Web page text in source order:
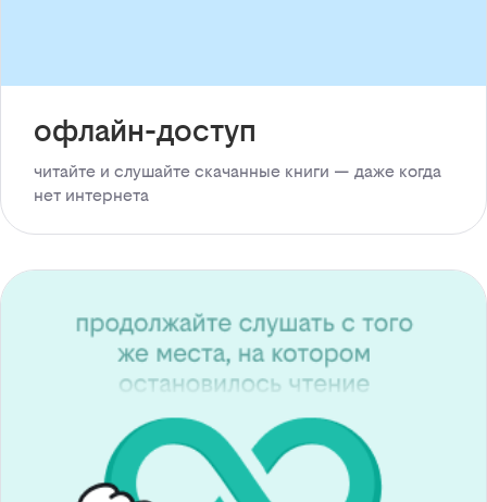
офлайн-доступ
читайте и слушайте скачанные книги — даже когда
нет интернета